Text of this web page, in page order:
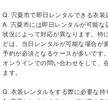
Q. 宍粟市で即日レンタルできる衣装
A. 宍粟市には即日レンタルが可能
状況によって対応が異なります。特
どは、当日レンタルが可能な場合が
予約が必須となるケースが多いです
オンラインでの問い合わせをして、
ます。
Q. 衣装レンタルをする際に必要な